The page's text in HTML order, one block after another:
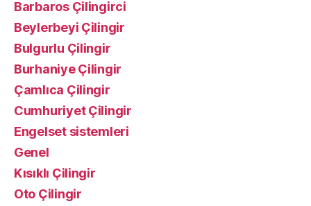
Barbaros Çilingirci
Beylerbeyi Çilingir
Bulgurlu Çilingir
Burhaniye Çilingir
Çamlıca Çilingir
Cumhuriyet Çilingir
Engelset sistemleri
Genel
Kısıklı Çilingir
Oto Çilingir